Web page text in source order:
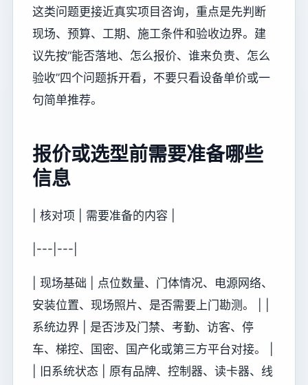
这类问题更接近真实项目咨询，重点是先判断
现场、预算、工期、施工条件和验收边界。建
议先按“能否落地、怎么报价、谁来负责、怎么
验收”四个问题拆开看，不要只看设备单价或一
句简单推荐。
报价或选型前需要准备哪些
信息
| 核对项 | 需要准备的内容 |
|---|---|
| 现场基础 | 点位数量、门体情况、电源网络、
安装位置、现场照片、是否需要上门勘测。 | |
系统边界 | 是否涉及门禁、考勤、访客、停
车、梯控、国密、国产化或第三方平台对接。 |
| 旧系统状态 | 原有品牌、控制器、读卡器、线